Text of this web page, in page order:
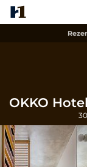
OKKO